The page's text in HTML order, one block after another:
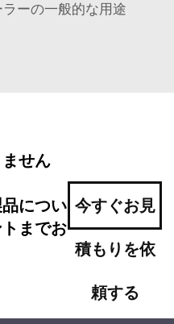
ーの一般的な用途
せん
につい
までお
今すぐお見
積もりを依
頼する